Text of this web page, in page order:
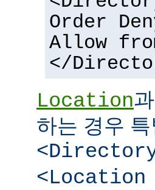
Order
Allow
</
Location과
하는 경우